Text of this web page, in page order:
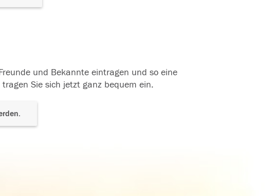
und Bekannte eintragen und so eine
Sie sich jetzt ganz bequem ein.